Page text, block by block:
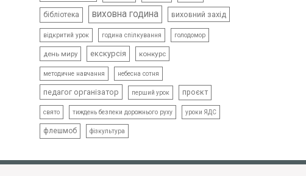
бібліотека виховна година виховний захід
відкритий урок година спілкування голодомор
день миру екскурсія конкурс
методичне навчання небесна сотня
педагог організатор перший урок проєкт
свято тиждень безпеки дорожнього руху уроки ЯДС
флешмоб фізкультура